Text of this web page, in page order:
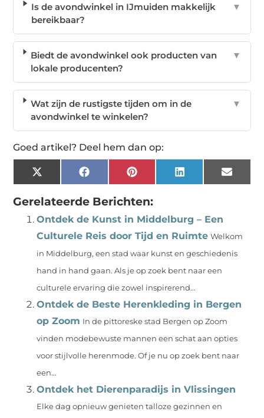
Is de avondwinkel in IJmuiden makkelijk
bereikbaar?
▼
Biedt de avondwinkel ook producten van
lokale producenten?
▼
Wat zijn de rustigste tijden om in de
avondwinkel te winkelen?
▼
Goed artikel? Deel hem dan op:
X
(Twitter)
FacebookPinterest LinkedIn Email
Gerelateerde Berichten:
Ontdek de Kunst in Middelburg – Een
Culturele Reis door Tijd en Ruimte Welkom
in Middelburg, een stad waar kunst en geschiedenis
hand in hand gaan. Als je op zoek bent naar een
culturele ervaring die zowel inspirerend...
Ontdek de Beste Herenkleding in Bergen
op Zoom In de pittoreske stad Bergen op Zoom
vinden modebewuste mannen een schat aan opties
voor stijlvolle herenmode. Of je nu op zoek bent naar
een...
Ontdek het Dierenparadijs in Vlissingen
Elke dag opnieuw genieten talloze gezinnen en